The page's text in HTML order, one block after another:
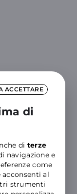
ACCETTARE
di
di terze
navigazione e
come
acconsenti al
strumenti
documento
della
competenti.